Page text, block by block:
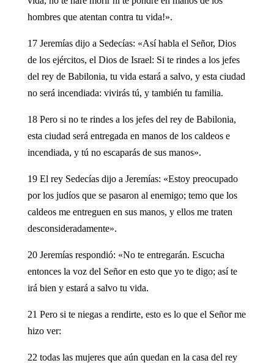
hombres que atentan contra tu vida!».
17 Jeremías dijo a Sedecías: «Así habla el Señor, Dios
de los ejércitos, el Dios de Israel: Si te rindes a los jefes
del rey de Babilonia, tu vida estará a salvo, y esta ciudad
no será incendiada: vivirás tú, y también tu familia.
18 Pero si no te rindes a los jefes del rey de Babilonia,
esta ciudad será entregada en manos de los caldeos e
incendiada, y tú no escaparás de sus manos».
19 El rey Sedecías dijo a Jeremías: «Estoy preocupado
por los judíos que se pasaron al enemigo; temo que los
caldeos me entreguen en sus manos, y ellos me traten
desconsideradamente».
20 Jeremías respondió: «No te entregarán. Escucha
entonces la voz del Señor en esto que yo te digo; así te
irá bien y estará a salvo tu vida.
21 Pero si te niegas a rendirte, esto es lo que el Señor me
hizo ver:
22 todas las mujeres que aún quedan en la casa del rey